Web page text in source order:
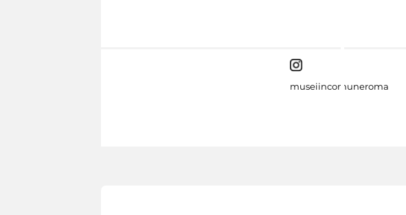
museiincomuneroma